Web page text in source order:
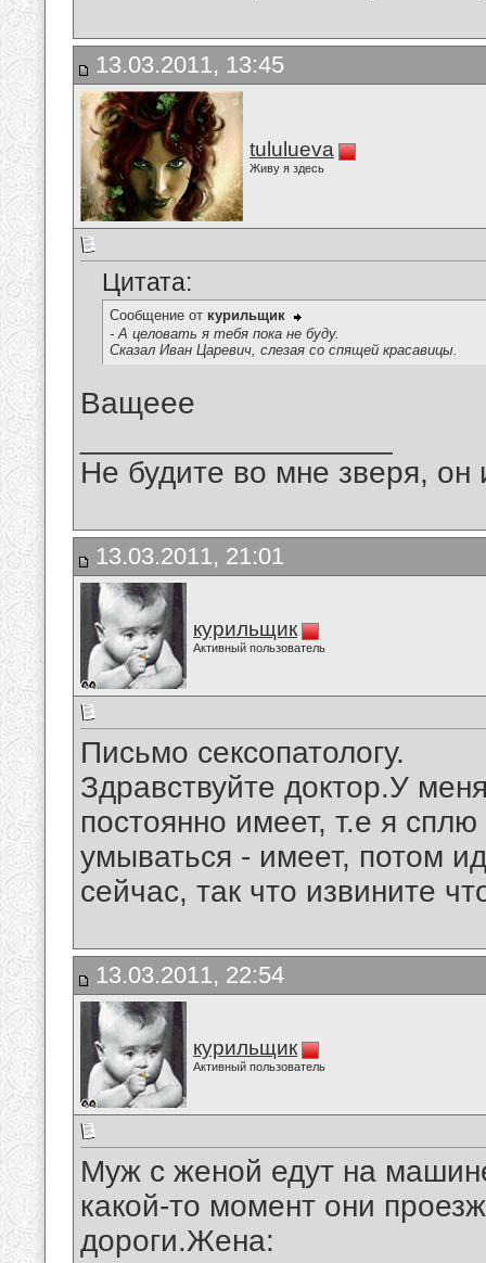
13.03.2011, 13:45
tululueva
Живу я здесь
Цитата:
Сообщение от курильщик
- А целовать я тебя пока не буду.
Сказал Иван Царевич, слезая со спящей красавицы.
Ващеее
Не будите во мне зверя, он
13.03.2011, 21:01
курильщик
Активный пользователь
Письмо сексопатологу.
Здравствуйте доктор.У
постоянно имеет, т.е я
умываться - имеет, потом
сейчас, так что извините
13.03.2011, 22:54
курильщик
Активный пользователь
Муж с женой едут на
какой-то момент они
дороги.Жена: